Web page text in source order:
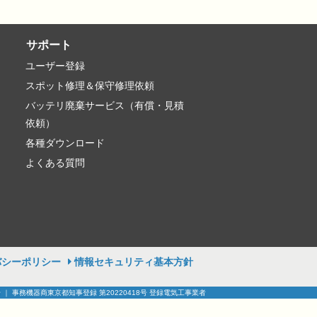
サポート
ユーザー登録
スポット修理＆保守修理依頼
バッテリ廃棄サービス（有償・見積
依頼）
各種ダウンロード
よくある質問
ーポリシー 情報セキュリティ基本方針
事務機器商東京都知事登録 第20220418号 登録電気工事業者